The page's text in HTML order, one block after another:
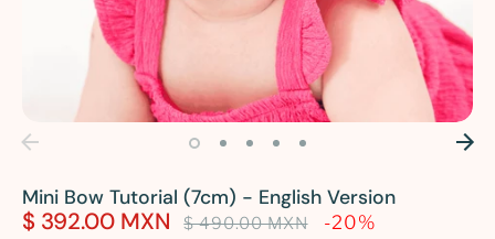
Iniciar sesión
Mini Bow Tutorial (7cm) - English Version
$ 392.00 MXN
Precio
$ 490.00 MXN -20%